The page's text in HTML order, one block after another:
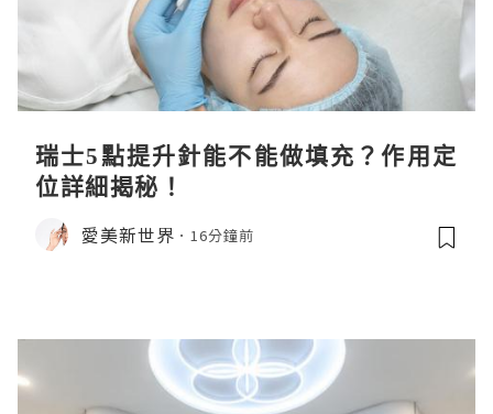
瑞士5點提升針能不能做填充？作用定
位詳細揭秘！
愛美新世界 16分鐘前